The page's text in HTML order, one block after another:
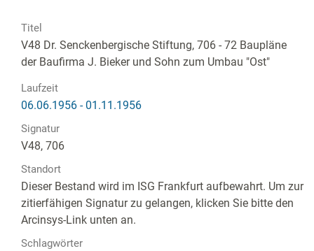
Titel
V48 Dr. Senckenbergische Stiftung, 706 - 72 Baupläne
der Baufirma J. Bieker und Sohn zum Umbau "Ost"
Laufzeit
06.06.1956 - 01.11.1956
Signatur
V48, 706
Standort
Dieser Bestand wird im ISG Frankfurt aufbewahrt. Um zur
zitierfähigen Signatur zu gelangen, klicken Sie bitte den
Arcinsys-Link unten an.
Schlagwörter